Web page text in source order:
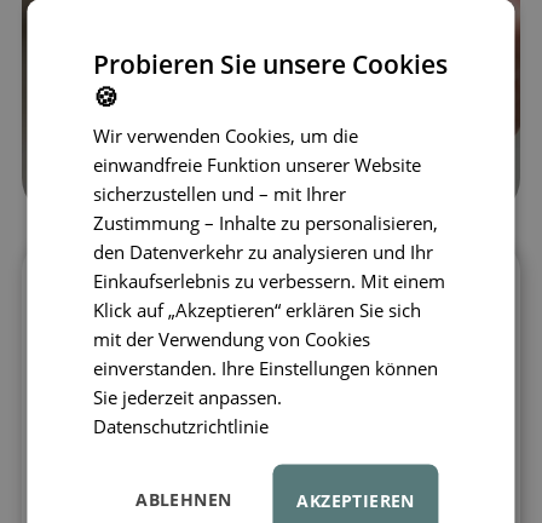
Wir präsentieren die Fox Adventure Video
and Photo Cam – eine
Kinderkamera und
Videokamera in einem
, die junge
Entdecker begeistert! Diese kompakte und
robuste Kamera wurde speziell für Kinder
und liegt perfekt in kleinen Händen. Mit
einer interpolierten Auflösung von 45 MP
Probieren Sie unsere Cookies
🍪
Wir verwenden Cookies, um die
einwandfreie Funktion unserer Website
sicherzustellen und – mit Ihrer
Zustimmung – Inhalte zu personalisieren,
den Datenverkehr zu analysieren und Ihr
Einkaufserlebnis zu verbessern. Mit einem
Klick auf „Akzeptieren“ erklären Sie sich
mit der Verwendung von Cookies
einverstanden. Ihre Einstellungen können
Sie jederzeit anpassen.
Datenschutzrichtlinie
AKZEPTIEREN
ABLEHNEN